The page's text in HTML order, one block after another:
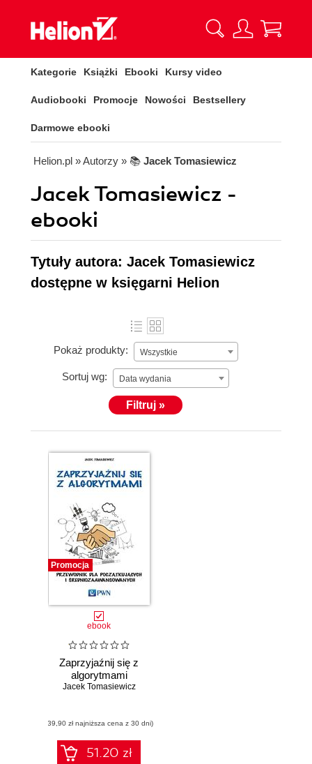
Kategorie Książki Ebooki Kursy video
Audiobooki Promocje Nowości Bestsellery
Darmowe ebooki
Helion.pl » Autorzy » 📚 Jacek Tomasiewicz
Jacek Tomasiewicz -
ebooki
Tytuły autora: Jacek Tomasiewicz
dostępne w księgarni Helion
Pokaż produkty: Wszystkie
Sortuj wg: Data wydania
Filtruj »
Promocja
ebook
Zaprzyjaźnij się z
algorytmami
Jacek Tomasiewicz
(39,90 zł najniższa cena z 30 dni)
51.20 zł